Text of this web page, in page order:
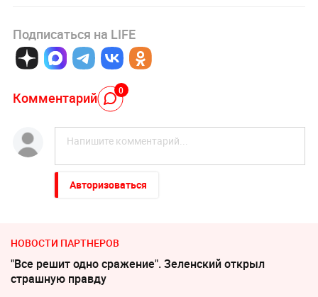
Подписаться на LIFE
Комментарий 0
Авторизоваться
НОВОСТИ ПАРТНЕРОВ
"Все решит одно сражение". Зеленский открыл
страшную правду